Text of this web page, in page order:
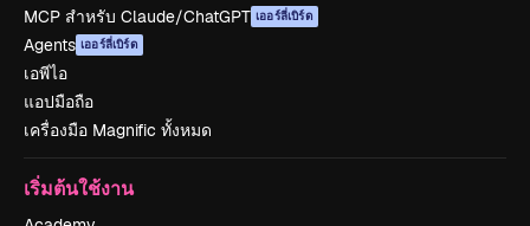
MCP สำหรับ Claude/ChatGPT เออร์ลี่เบิร์ด
Agents เออร์ลี่เบิร์ด
เอพีไอ
แอปมือถือ
เครื่องมือ Magnific ทั้งหมด
เริ่มต้นใช้งาน